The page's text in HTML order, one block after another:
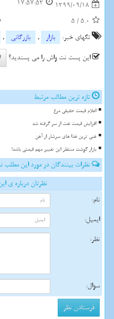
1399/09/18
17:57:53
5.0
/
5
تگهای خبر:
بازار , بازرگانی ,
این پست نت واش را می پسندید؟
تازه ترین مطالب مرتبط
اعلام قیمت حقیقی مرغ
افزایش قیمت نفت از سر گرفته شد
غنی ترین غذا های سرشار از آهن
بازار گوشت منتظر این تغییر مهم قیمتی باشد!
نظرات بینندگان در مورد این
نظرتان درباره ی
نام:
ایمیل:
نظر:
سوال: